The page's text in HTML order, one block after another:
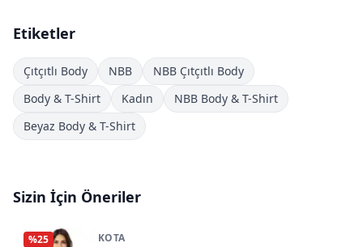
Etiketler
Çıtçıtlı Body NBB
NBB Çıtçıtlı Body
Body & T-Shirt
Kadın
NBB Body & T-Shirt
Beyaz Body & T-Shirt
Sizin İçin Öneriler
%25 KOTA